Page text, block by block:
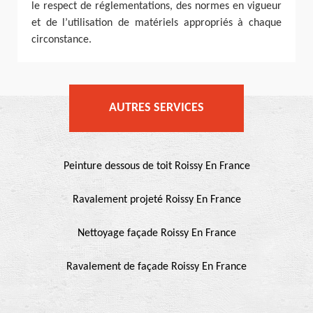
le respect de réglementations, des normes en vigueur
et de l’utilisation de matériels appropriés à chaque
circonstance.
AUTRES SERVICES
Peinture dessous de toit Roissy En France
Ravalement projeté Roissy En France
Nettoyage façade Roissy En France
Ravalement de façade Roissy En France